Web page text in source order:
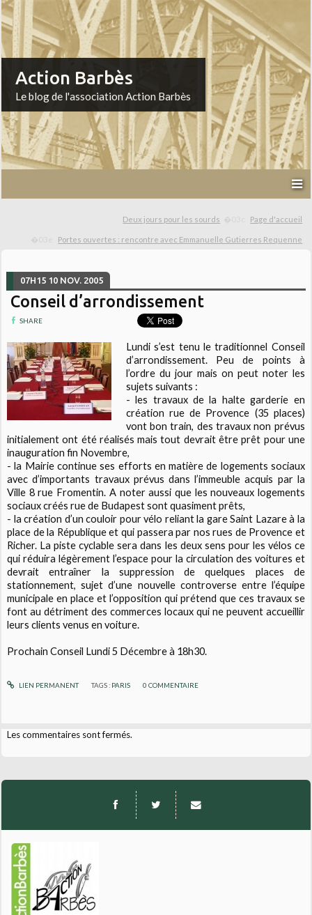
Action Barbès
Le blog de l'association Action Barbès
Deux jours pour les sourds Page d'accueil
Portes ouvertes : rencontre avec Emmanuelle Gutierres Requenne
07H15 10 NOV. 2005
Conseil d’arrondissement
SHARE
Lundi s’est tenu le traditionnel Conseil
d’arrondissement. Peu de points à
l’ordre du jour mais on peut noter les
sujets suivants :
- les travaux de la halte garderie en
création rue de Provence (35 places)
vont bon train, des travaux non prévus
initialement ont été réalisés mais tout devrait être prêt pour une
inauguration fin Novembre,
- la Mairie continue ses efforts en matière de logements sociaux
avec d’importants travaux prévus dans l’immeuble acquis par la
Ville 8 rue Fromentin. A noter aussi que les nouveaux logements
sociaux créés rue de Budapest sont quasiment prêts,
- la création d’un couloir pour vélo reliant la gare Saint Lazare à la
place de la République et qui passera par nos rues de Provence et
Richer. La piste cyclable sera dans les deux sens pour les vélos ce
qui réduira légèrement l’espace pour la circulation des voitures et
devrait entraîner la suppression de quelques places de
stationnement, sujet d’une nouvelle controverse entre l’équipe
municipale en place et l’opposition qui prétend que ces travaux se
font au détriment des commerces locaux qui ne peuvent accueillir
leurs clients venus en voiture.
Prochain Conseil Lundi 5 Décembre à 18h30.
LIEN PERMANENT TAGS : PARIS 0 COMMENTAIRE
Les commentaires sont fermés.